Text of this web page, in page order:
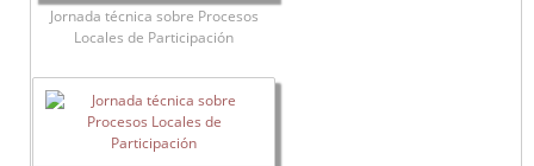
Jornada técnica sobre Procesos
Locales de Participación